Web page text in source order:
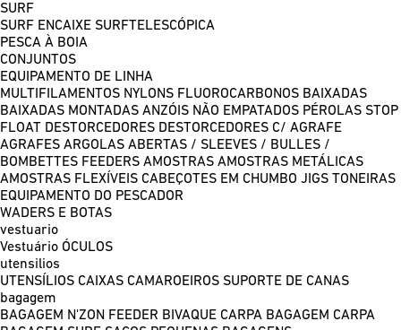
SURF
SURF ENCAIXE SURFTELESCÓPICA
PESCA À BOIA
CONJUNTOS
EQUIPAMENTO DE LINHA
MULTIFILAMENTOS NYLONS FLUOROCARBONOS BAIXADAS
BAIXADAS MONTADAS ANZÓIS NÃO EMPATADOS PÉROLAS STOP
FLOAT DESTORCEDORES DESTORCEDORES C/ AGRAFE
AGRAFES ARGOLAS ABERTAS / SLEEVES / BULLES /
BOMBETTES FEEDERS AMOSTRAS AMOSTRAS METÁLICAS
AMOSTRAS FLEXÍVEIS CABEÇOTES EM CHUMBO JIGS TONEIRAS
EQUIPAMENTO DO PESCADOR
WADERS E BOTAS
vestuario
Vestuário ÓCULOS
utensilios
UTENSÍLIOS CAIXAS CAMAROEIROS SUPORTE DE CANAS
bagagem
BAGAGEM N'ZON FEEDER BIVAQUE CARPA BAGAGEM CARPA